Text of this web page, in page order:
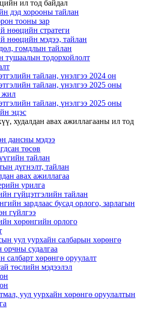
ил тод байдал
дэд хорооны тайлан
тооны зар
нөөцийн стратеги
нөөцийн мэдээ, тайлан
гомдлын тайлан
тушаалын тодорхойлолт
тайлан, үнэлгээ 2024 он
тайлан, үнэлгээ 2025 оны
жил
тайлан, үнэлгээ 2025 оны
эцэс
худалдан авах ажиллагааны ил тод
дансны мэдээ
төсөв
тайлан
дүгнэлт, тайлан
авах ажиллагаа
урилга
гүйцэтгэлийн тайлан
зардлаас бусад орлого, зарлагын
гүйлгээ
хөрөнгийн орлого
уул уурхайн салбарын хөрөнгө
орчны судалгаа
салбарт хөрөнгө оруулалт
төслийн мэдээлэл
уул уурхайн хөрөнгө оруулалтын